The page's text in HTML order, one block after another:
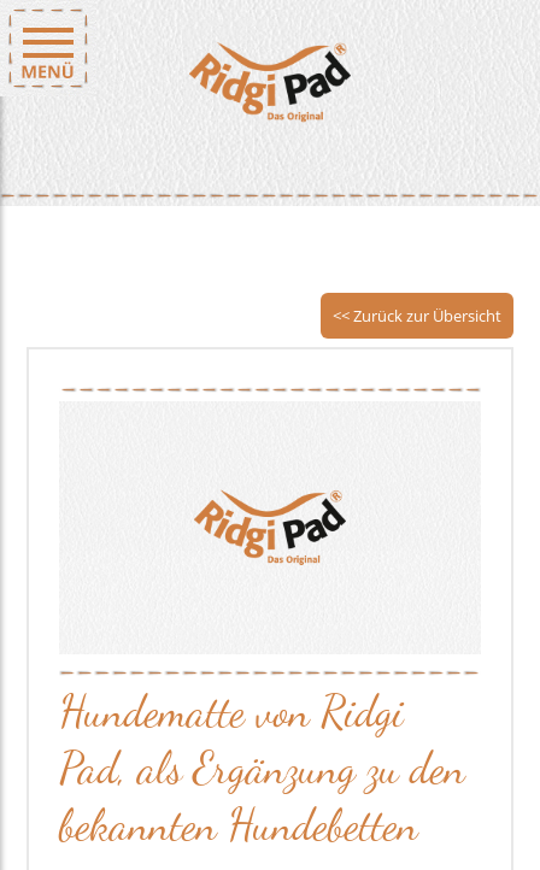
<< Zurück zur Übersicht
Hundematte von Ridgi
Pad, als Ergänzung zu den
bekannten Hundebetten